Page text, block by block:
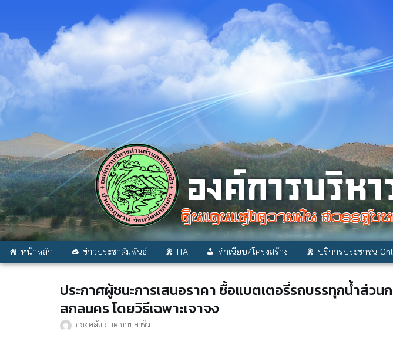
content
หน้าหลัก ข่าวประชาสัมพันธ์ ITA ทำเนียบ/โครงสร้าง บริการประชาชน
ประกาศผู้ชนะการเสนอราคา ซื้อแบตเตอรี่รถบรรทุกน้ำส่วน
สกลนคร โดยวิธีเฉพาะเจาจง
กองคลัง อบต.กกปลาซิว